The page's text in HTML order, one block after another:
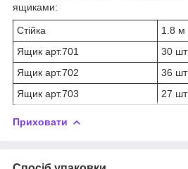
ящиками:
Стійка
1.8 м
Ящик арт.701
30 шт
Ящик арт.702
36 шт
Ящик арт.703
27 шт
Приховати